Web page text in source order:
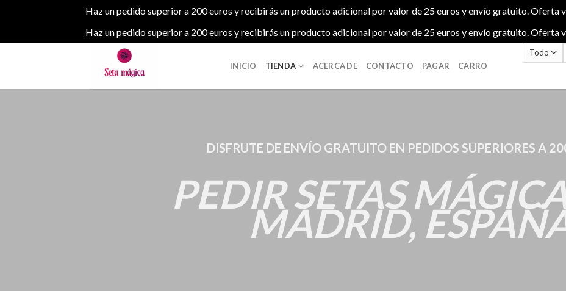
Haz un pedido superior a 200 euros y recibirás un producto adicional por valor de 25 euros y envío gratuito. Oferta
Haz un pedido superior a 200 euros y recibirás un producto adicional por valor de 25 euros y envío gratuito. Oferta
INICIO TIENDA ACERCA DE CONTACTO PAGAR CARRO
DISFRUTE DE ENVÍO GRATUITO EN PEDIDOS SUPERIORES A
PEDIR SETAS
MADRID,